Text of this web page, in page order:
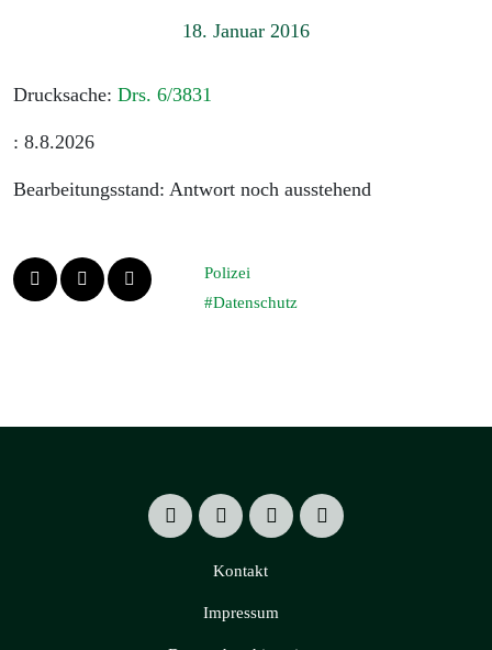
18. Januar 2016
Drucksache: Drs. 6/3831
: 8.8.2026
Bearbeitungsstand: Antwort noch ausstehend
Polizei
Datenschutz
Kontakt
Impressum